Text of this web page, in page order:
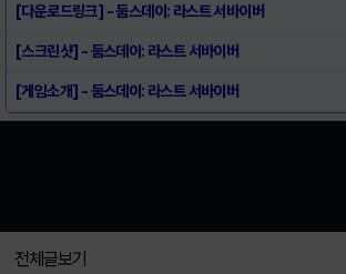
[다운로드링크] - 둠스데이: 라스트 서바이버
[스크린샷] - 둠스데이: 라스트 서바이버
[게임소개] - 둠스데이: 라스트 서바이버
전체글보기